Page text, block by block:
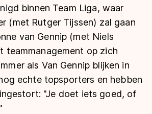
& tijden
Schaatstijd
binnen Team Liga, waar
(met Rutger Tijssen) zal gaan
van Gennip (met Niels
teammanagement op zich
als Van Gennip blijken in
echte topsporters en hebben
"Je doet iets goed, of